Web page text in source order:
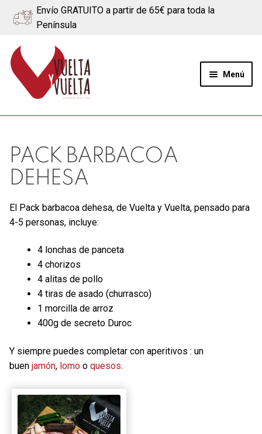
Envío GRATUITO a partir de 65€ para toda la
Península
Ir
a
navegación
Ir
al
contenido
Menú
Quiénes somos
Ternera
Cerdo
Quesos
Contacto
Mi cuenta
PACK BARBACOA
DEHESA
El Pack barbacoa dehesa, de Vuelta y Vuelta, pensado para
4-5 personas, incluye:
4 lonchas de panceta
4 chorizos
4 alitas de pollo
4 tiras de asado (churrasco)
1 morcilla de arroz
400g de secreto Duroc
Y siempre puedes completar con aperitivos : un
buen jamón, lomo o quesos.